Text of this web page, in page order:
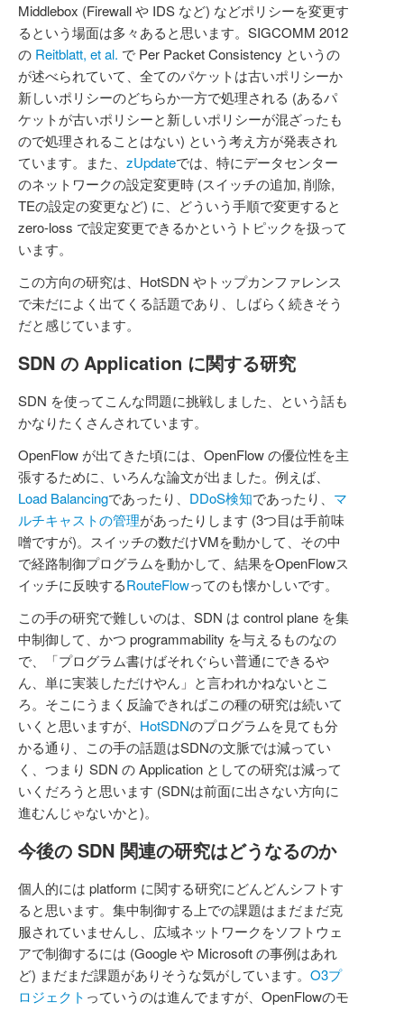
Middlebox (Firewall や IDS など) などポリシーを変更す
るという場面は多々あると思います。SIGCOMM 2012
の Reitblatt, et al. で Per Packet Consistency というの
が述べられていて、全てのパケットは古いポリシーか
新しいポリシーのどちらか一方で処理される (あるパ
ケットが古いポリシーと新しいポリシーが混ざったも
ので処理されることはない) という考え方が発表され
ています。また、 zUpdateでは、特にデータセンター
のネットワークの設定変更時 (スイッチの追加, 削除,
TEの設定の変更など) に、どういう手順で変更すると
zero-loss で設定変更できるかというトピックを扱って
います。
この方向の研究は、HotSDN やトップカンファレンス
で未だによく出てくる話題であり、しばらく続きそう
だと感じています。
SDN の Application に関する研究
SDN を使ってこんな問題に挑戦しました、という話も
かなりたくさんされています。
OpenFlow が出てきた頃には、OpenFlow の優位性を主
張するために、いろんな論文が出ました。例えば、
Load Balancingであったり、 DDoS検知であったり、 マ
ルチキャストの管理があったりします (3つ目は手前味
噌ですが)。スイッチの数だけVMを動かして、その中
で経路制御プログラムを動かして、結果をOpenFlowス
イッチに反映するRouteFlowってのも懐かしいです。
この手の研究で難しいのは、SDN は control plane を集
中制御して、かつ programmability を与えるものなの
で、「プログラム書けばそれぐらい普通にできるや
ん、単に実装しただけやん」と言われかねないとこ
ろ。そこにうまく反論できればこの種の研究は続いて
いくと思いますが、 HotSDNのプログラムを見ても分
かる通り、この手の話題はSDNの文脈では減ってい
く、つまり SDN の Application としての研究は減って
いくだろうと思います (SDNは前面に出さない方向に
進むんじゃないかと)。
今後の SDN 関連の研究はどうなるのか
個人的には platform に関する研究にどんどんシフトす
ると思います。集中制御する上での課題はまだまだ克
服されていませんし、広域ネットワークをソフトウェ
アで制御するには (Google や Microsoft の事例はあれ
ど) まだまだ課題がありそうな気がしています。 O3プ
ロジェクト っていうのは進んでますが、OpenFlowのモ